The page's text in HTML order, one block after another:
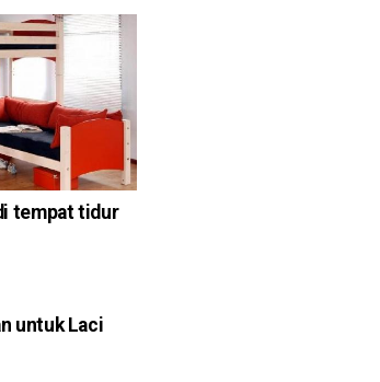
tempat tidur
untuk Laci